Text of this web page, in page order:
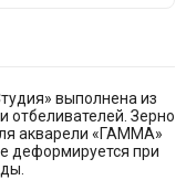
выполнена из
отбеливателей. Зерно
акварели «ГАММА»
деформируется при